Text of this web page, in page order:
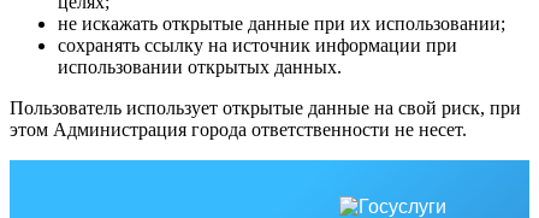
не искажать открытые данные при их использовании;
сохранять ссылку на источник информации при
использовании открытых данных.
Пользователь использует открытые данные на свой риск, при
этом Администрация города ответственности не несет.